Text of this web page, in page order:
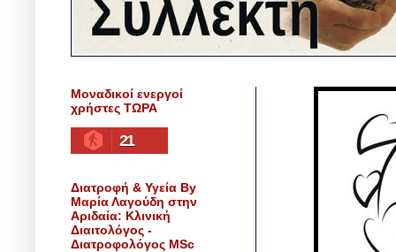
Μοναδικοί ενεργοί
χρήστες ΤΩΡΑ
21
Διατροφή & Υγεία By
Μαρία Λαγούδη στην
Αριδαία: Κλινική
Διαιτολόγος -
Διατροφολόγος MSc